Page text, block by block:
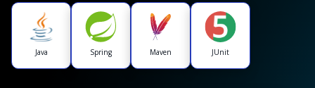
Java Spring Maven JUnit